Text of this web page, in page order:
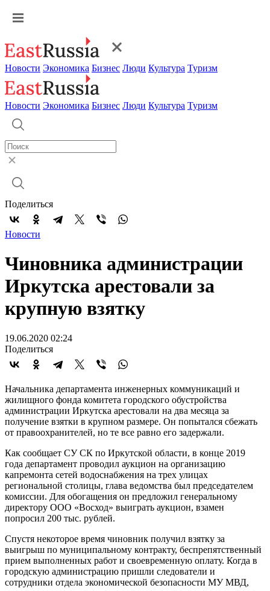
Новости Экономика Бизнес Люди Культура Туризм
Новости Экономика Бизнес Люди Культура Туризм
Поделиться
Новости
Чиновника администрации
Иркутска арестовали за
крупную взятку
19.06.2020 02:24
Поделиться
Начальника департамента инженерных коммуникаций и
жилищного фонда комитета городского обустройства
администрации Иркутска арестовали на два месяца за
получение взятки в крупном размере. Он попытался сбежать
от правоохранителей, но те все равно его задержали.
Как сообщает СУ СК по Иркутской области, в конце 2019
года департамент проводил аукцион на организацию
капремонта сетей водоснабжения на трех улицах
региональной столицы, глава ведомства был председателем
комиссии. Для обогащения он предложил генеральному
директору ООО «Восход» выиграть аукцион, взамен
попросил 200 тыс. рублей.
Спустя некоторое время чиновник получил взятку за
выигрыш по муниципальному контракту, беспрепятственный
прием выполненных работ и своевременную оплату. Когда в
городскую администрацию пришли следователи и
сотрудники отдела экономической безопасности МУ МВД,